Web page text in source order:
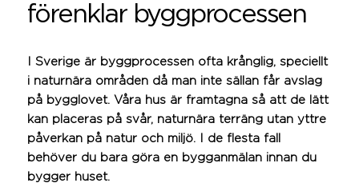
förenklar byggprocessen
I Sverige är byggprocessen ofta krånglig, speciellt
i naturnära områden då man inte sällan får avslag
på bygglovet. Våra hus är framtagna så att de lätt
kan placeras på svår, naturnära terräng utan yttre
påverkan på natur och miljö. I de flesta fall
behöver du bara göra en bygganmälan innan du
bygger huset.